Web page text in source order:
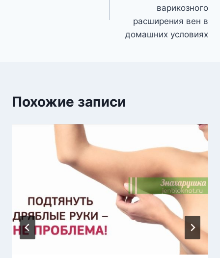
варикозного
расширения вен в
домашних условиях
Похожие записи